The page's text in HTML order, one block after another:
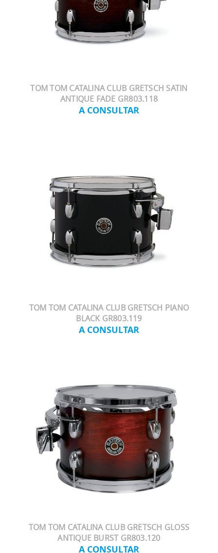
TOM TOM CATALINA CLUB GRETSCH SATIN
ANTIQUE FADE GR803.118
A CONSULTAR
TOM TOM CATALINA CLUB GRETSCH PIANO
BLACK GR803.119
A CONSULTAR
TOM TOM CATALINA CLUB GRETSCH GLOSS
ANTIQUE BURST GR803.120
A CONSULTAR